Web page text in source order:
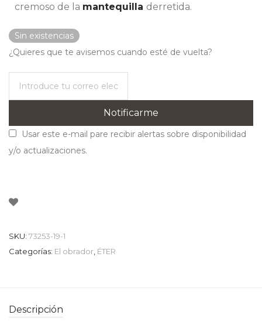
cremoso de la mantequilla derretida.
Sin existencias
¿Quieres que te avisemos cuando esté de vuelta?
Notificarme
Usar este e-mail pare recibir alertas sobre disponibilidad
y/o actualizaciones.
SKU: 73253-19-1
Categorías: El obrador ÉTER
Descripción